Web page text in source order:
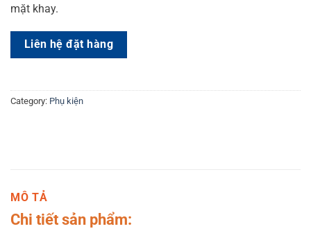
mặt khay.
Liên hệ đặt hàng
Category: Phụ kiện
MÔ TẢ
Chi tiết sản phẩm: